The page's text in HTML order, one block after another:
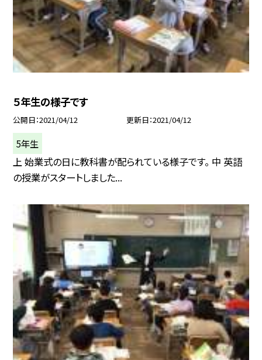
５年生の様子です
公開日 2021/04/12 更新日 2021/04/12
5年生
上 始業式の日に教科書が配られている様子です。 中 英語
の授業がスタートしました...